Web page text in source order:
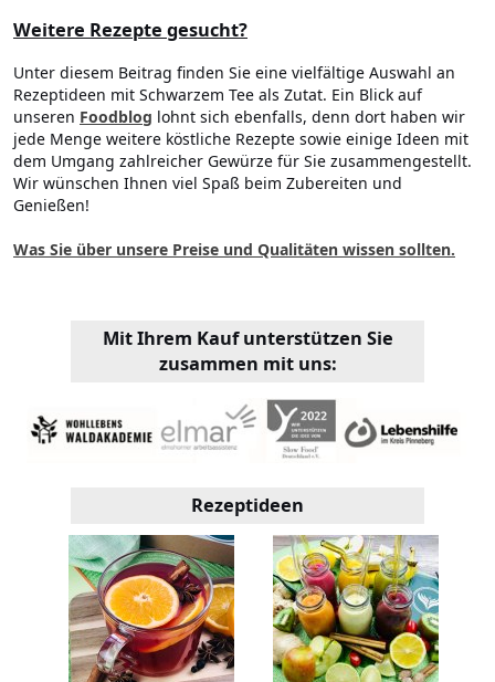
Weitere Rezepte gesucht?
Unter diesem Beitrag finden Sie eine vielfältige Auswahl an
Rezeptideen mit Schwarzem Tee als Zutat. Ein Blick auf
unseren Foodblog lohnt sich ebenfalls, denn dort haben wir
jede Menge weitere köstliche Rezepte sowie einige Ideen mit
dem Umgang zahlreicher Gewürze für Sie zusammengestellt.
Wir wünschen Ihnen viel Spaß beim Zubereiten und
Genießen!
Was Sie über unsere Preise und Qualitäten wissen sollten.
Mit Ihrem Kauf unterstützen Sie
zusammen mit uns:
Rezeptideen